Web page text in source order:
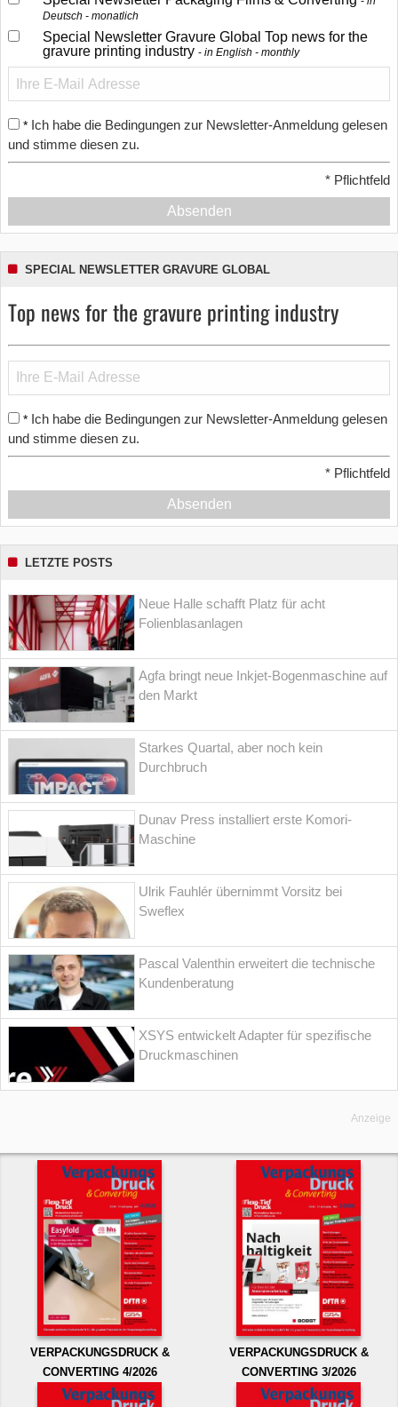
Deutsch - monatlich
Special Newsletter Gravure Global Top news for the
gravure printing industry
in English - monthly
* Ich habe die Bedingungen zur Newsletter-Anmeldung gelesen
und stimme diesen zu.
* Pflichtfeld
Absenden
SPECIAL NEWSLETTER GRAVURE GLOBAL
Top news for the gravure printing industry
* Ich habe die Bedingungen zur Newsletter-Anmeldung gelesen
und stimme diesen zu.
* Pflichtfeld
Absenden
LETZTE POSTS
Neue Halle schafft Platz für acht
Folienblasanlagen
Agfa bringt neue Inkjet-Bogenmaschine auf
den Markt
Starkes Quartal, aber noch kein
Durchbruch
Dunav Press installiert erste Komori-
Maschine
Ulrik Fauhlér übernimmt Vorsitz bei
Sweflex
Pascal Valenthin erweitert die technische
Kundenberatung
XSYS entwickelt Adapter für spezifische
Druckmaschinen
Anzeige
VERPACKUNGSDRUCK &
CONVERTING 4/2026
VERPACKUNGSDRUCK &
CONVERTING 3/2026